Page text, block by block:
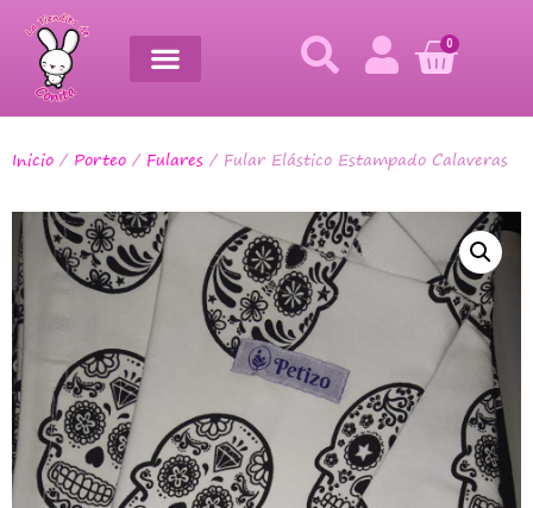
0
Inicio / Porteo / Fulares / Fular Elástico Estampado Calaveras